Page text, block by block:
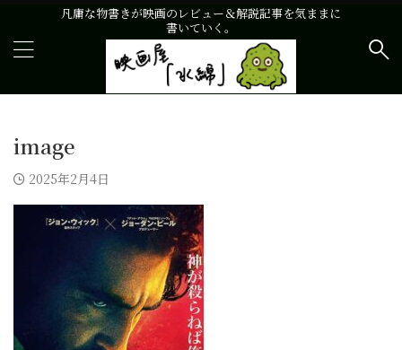
凡庸な物書きが映画のレビュー＆解説記事を気ままに
書いていく。
image
2025年2月4日